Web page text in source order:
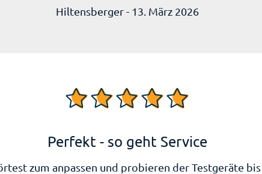
Hiltensberger - 13. März 2026
Perfekt - so geht Service
zum anpassen und probieren der Testgeräte